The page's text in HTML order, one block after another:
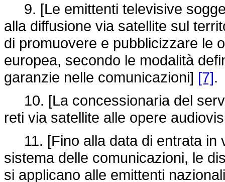
9. [Le emittenti televisive
alla diffusione via satellite sul
di promuovere e pubblicizzare le
europea, secondo le modalità
garanzie nelle comunicazioni] [7].
10. [La concessionaria del
reti via satellite alle opere
11. [Fino alla data di entrata in
sistema delle comunicazioni, le
si applicano alle emittenti